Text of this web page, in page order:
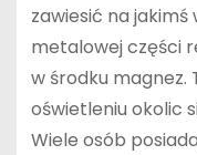
zawiesić na
metalowej części
w środku
oświetleniu okolic
Wiele osób